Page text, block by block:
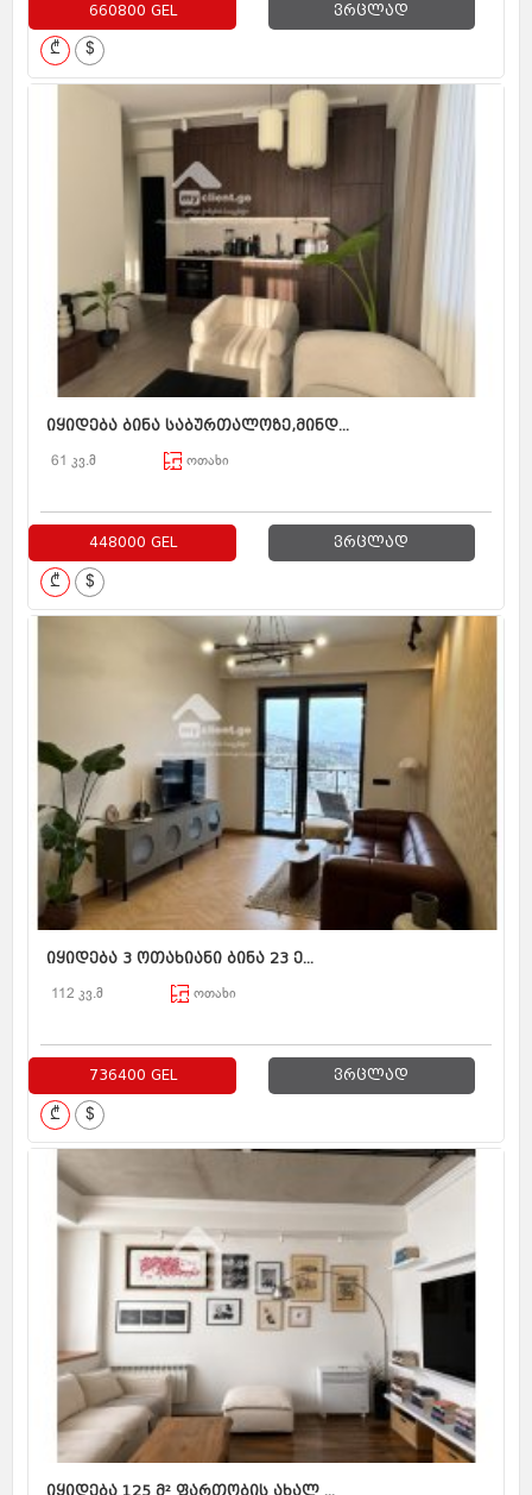
660800 GEL ვრცლად
₾ $
იყიდება ბინა საბურთალოზე,მინდ...
61 კვ.მ ოთახი
448000 GEL ვრცლად
₾ $
იყიდება 3 ოთახიანი ბინა 23 ე...
112 კვ.მ ოთახი
736400 GEL ვრცლად
₾ $
იყიდება 125 მ² ფართობის ახალ ...